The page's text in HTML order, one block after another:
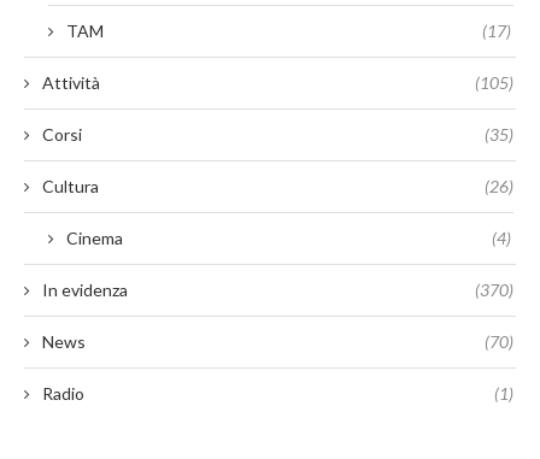
TAM (17)
Attività (105)
Corsi (35)
Cultura (26)
Cinema (4)
In evidenza (370)
News (70)
Radio (1)